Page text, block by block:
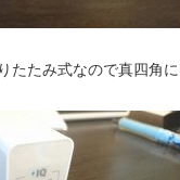
たたみ式なので真四角に